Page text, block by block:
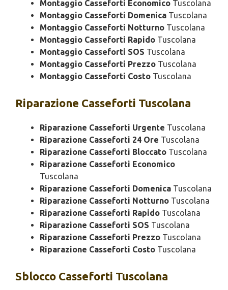
Montaggio Casseforti Economico Tuscolana
Montaggio Casseforti Domenica Tuscolana
Montaggio Casseforti Notturno Tuscolana
Montaggio Casseforti Rapido Tuscolana
Montaggio Casseforti SOS Tuscolana
Montaggio Casseforti Prezzo Tuscolana
Montaggio Casseforti Costo Tuscolana
Riparazione Casseforti Tuscolana
Riparazione Casseforti Urgente Tuscolana
Riparazione Casseforti 24 Ore Tuscolana
Riparazione Casseforti Bloccato Tuscolana
Riparazione Casseforti Economico
Tuscolana
Riparazione Casseforti Domenica Tuscolana
Riparazione Casseforti Notturno Tuscolana
Riparazione Casseforti Rapido Tuscolana
Riparazione Casseforti SOS Tuscolana
Riparazione Casseforti Prezzo Tuscolana
Riparazione Casseforti Costo Tuscolana
Sblocco Casseforti Tuscolana